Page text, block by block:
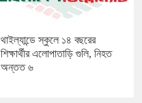
থাইল্যান্ডে স্কুলে ১৪ বছরের
শিক্ষার্থীর এলোপাতাড়ি গুলি, নিহত
অন্তত ৬